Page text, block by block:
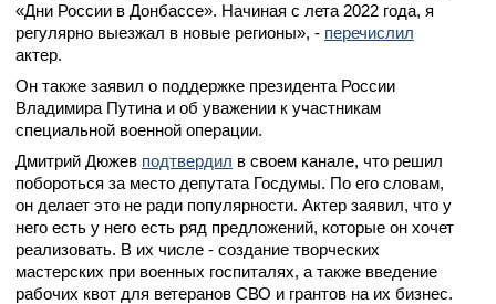
«Дни России в Донбассе». Начиная с лета 2022 года, я
регулярно выезжал в новые регионы», - перечислил
актер.
Он также заявил о поддержке президента России
Владимира Путина и об уважении к участникам
специальной военной операции.
Дмитрий Дюжев подтвердил в своем канале, что решил
побороться за место депутата Госдумы. По его словам,
он делает это не ради популярности. Актер заявил, что у
него есть у него есть ряд предложений, которые он хочет
реализовать. В их числе - создание творческих
мастерских при военных госпиталях, а также введение
рабочих квот для ветеранов СВО и грантов на их бизнес.